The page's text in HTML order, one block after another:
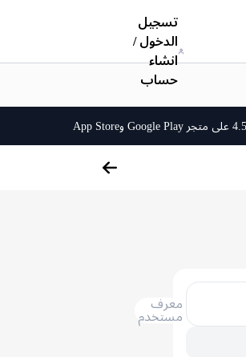
تسجيل
الدخول/
انشاء
حساب
معرف
مستخدم